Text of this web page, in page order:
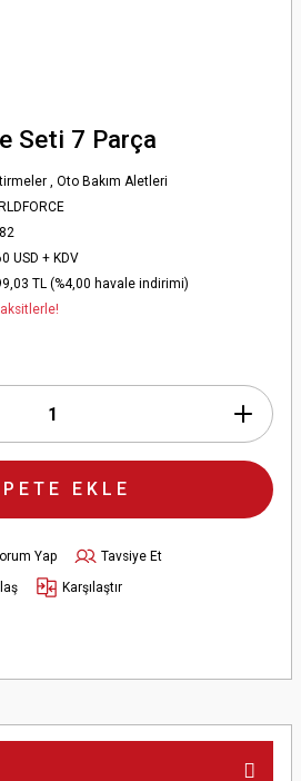
Seti 7 Parça
,Oto Bakım Aletleri
USD + KDV
TL (%4,00 havale indirimi)
EKLE
Yap
Tavsiye Et
Karşılaştır